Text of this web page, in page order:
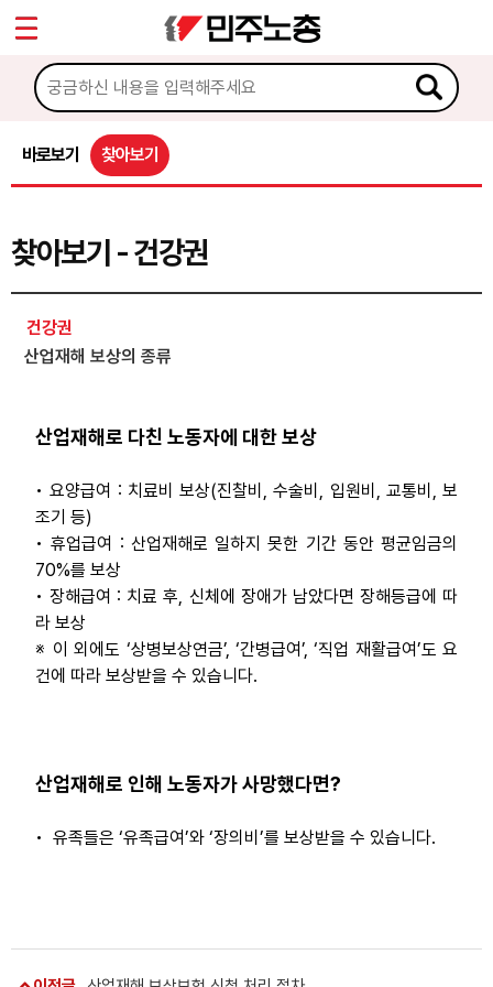
바로보기 찾아보기
찾아보기 - 건강권
건강권
산업재해 보상의 종류
산업재해로 다친 노동자에 대한 보상
• 요양급여 : 치료비 보상(진찰비, 수술비, 입원비, 교통비, 보
조기 등)
• 휴업급여 : 산업재해로 일하지 못한 기간 동안 평균임금의
70%를 보상
• 장해급여 : 치료 후, 신체에 장애가 남았다면 장해등급에 따
라 보상
※ 이 외에도 ‘상병보상연금’, ‘간병급여’, ‘직업 재활급여’도 요
건에 따라 보상받을 수 있습니다.
산업재해로 인해 노동자가 사망했다면?
• 유족들은 ‘유족급여’와 ‘장의비’를 보상받을 수 있습니다.
마이페이지
소개
소식
게시판 상담
바로보기
노동조합 가입 안내
자료
부설기관
업무
Sketchbook5, 스케치북5
Sketchbook5, 스케치북5